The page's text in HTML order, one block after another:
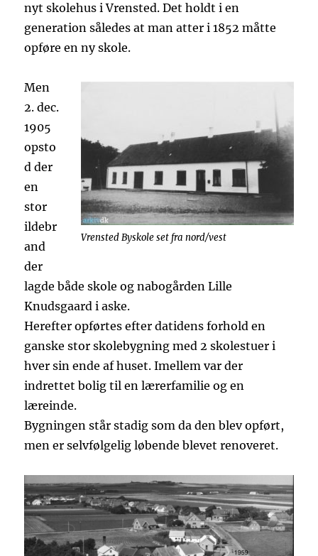
nyt skolehus i Vrensted. Det holdt i en
generation således at man atter i 1852 måtte
opføre en ny skole.
Vrensted Byskole set fra nord/vest
Men
2. dec.
1905
opsto
d der
en
stor
ildebr
and
der
lagde både skole og nabogården Lille
Knudsgaard i aske.
Herefter opførtes efter datidens forhold en
ganske stor skolebygning med 2 skolestuer i
hver sin ende af huset. Imellem var der
indrettet bolig til en lærerfamilie og en
læreinde.
Bygningen står stadig som da den blev opført,
men er selvfølgelig løbende blevet renoveret.